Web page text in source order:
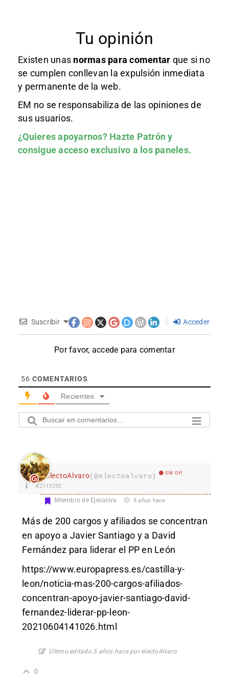
Tu opinión
Existen unas normas para comentar que si no
se cumplen conllevan la expulsión inmediata
y permanente de la web.
EM no se responsabiliza de las opiniones de
sus usuarios.
¿Quieres apoyarnos? Hazte Patróny
consigue acceso exclusivo a los paneles.
Suscribir Acceder
Por favor, accede para comentar
56 COMENTARIOS
Recientes
electoAlvaro(@electoalvaro) EM Off
#2113292
Miembro de Ejecutiva 5 años hace
Más de 200 cargos y afiliados se concentran
en apoyo a Javier Santiago y a David
Fernández para liderar el PP en León
https://www.europapress.es/castilla-y-
leon/noticia-mas-200-cargos-afiliados-
concentran-apoyo-javier-santiago-david-
fernandez-liderar-pp-leon-
20210604141026.html
Último editado 5 años hace por electoAlvaro
0